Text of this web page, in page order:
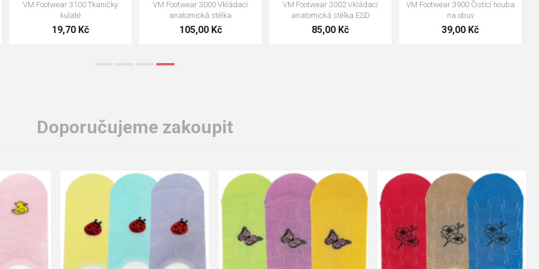
Bennon ACTIVA ESD vložka
249,00 Kč
VM Footwear 3950 Obouvací lžíce
plastová 25cm
34,00 Kč
VM Footwear 3009 Vkládací
stélka
124,00 Kč
VM Footwear 3102 Tkaničky
ploché
18,70 Kč
Doporučujeme zakoupit